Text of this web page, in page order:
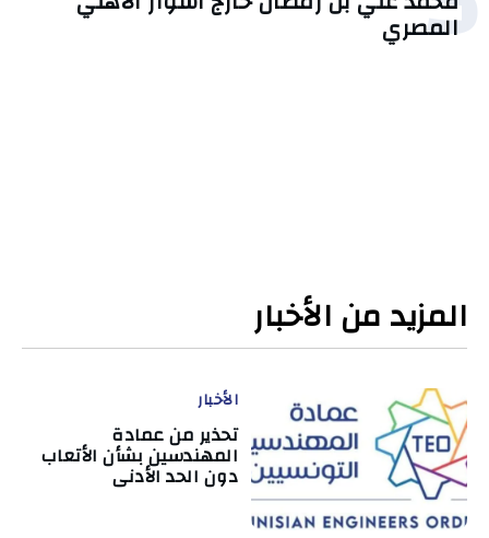
المصري
المزيد من الأخبار
الأخبار
تحذير من عمادة
المهندسين بشأن الأتعاب
دون الحد الأدنى